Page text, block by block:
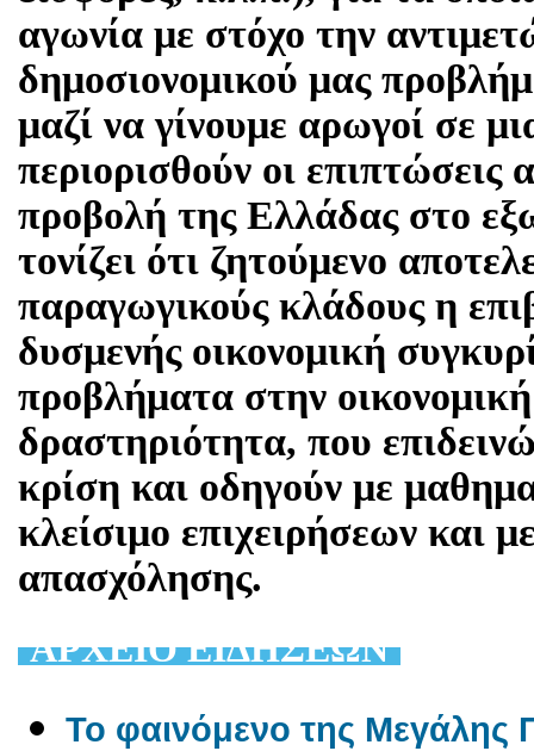
αγωνία με στόχο την
δημοσιονομικού μας
μαζί να γίνουμε αρωγοί σε
περιορισθούν οι επιπτώσεις
προβολή της Ελλάδας στο
τονίζει ότι ζητούμενο
παραγωγικούς κλάδους η
δυσμενής οικονομική
προβλήματα στην
δραστηριότητα, που
κρίση και οδηγούν με
κλείσιμο επιχειρήσεων και
απασχόλησης.
AΡΧΕΙΟ ΕΙΔΗΣΕΩΝ
Το φαινόμενο της Μεγάλης